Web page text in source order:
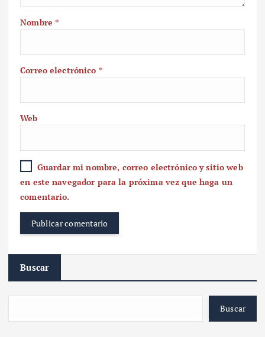
Nombre*
Correo electrónico *
Web
Guardar mi nombre, correo electrónico y sitio web
en este navegador para la próxima vez que haga un
comentario.
Buscar
Buscar